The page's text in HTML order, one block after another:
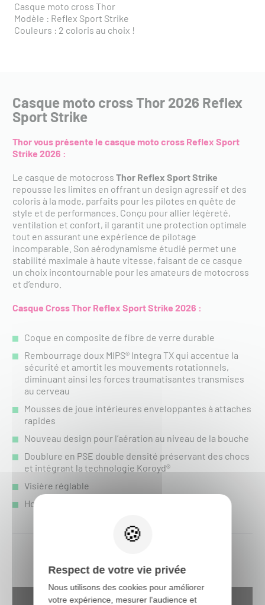
Casque moto cross Thor
Modèle : Reflex Sport Strike
Couleurs : 2 coloris au choix !
Casque moto cross Thor 2026 Reflex
Sport Strike
Thor vous présente le casque moto cross Reflex Sport
Strike 2026 :
Le casque de motocrossThor Reflex Sport Strike
repousse les limites en offrant un design agressif et des
coloris à la mode, parfaits pour les pilotes en quête de
style et de performances. Conçu pour allier légèreté,
ventilation et confort, il garantit une protection optimale
tout en assurant une expérience de pilotage
incomparable. Son aérodynamisme étudié permet une
stabilité maximale à haute vitesse, faisant de ce casque
un choix incontournable pour les amateurs de motocross
et d’enduro.
Casque Cross Thor Reflex Sport Strike 2026 :
Coque en composite de fibre de verre durable
Rembourrage doux MIPS® Integra TX qui accentue la
sécurité et amortit les mouvements rotationnels,
diminuant ainsi les forces traumatisantes transmises
au cerveau
Mousses de joue intérieures enveloppantes à attaches
rapides
Nouveau design pour l’aération au niveau de la bouche
Doublure en PSE double densité préservant des chocs
et intégrant la technologie Koroyd®
Visière réglable
Homologué ECE 22.06
Respect de votre vie privée
Nous utilisons des cookies pour améliorer
votre expérience, mesurer l'audience et